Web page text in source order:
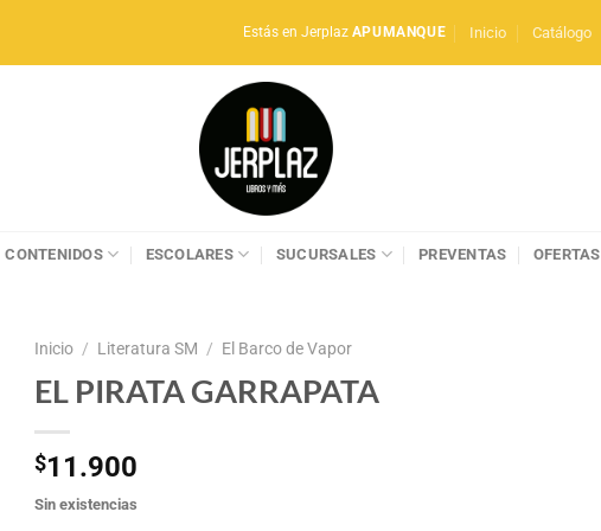
Estás en Jerplaz APUMANQUE Inicio Catálogo
CONTENIDOS ESCOLARES SUCURSALES PREVENTAS OFERTAS
Inicio / Literatura SM / El Barco de Vapor
EL PIRATA GARRAPATA
$11.900
Sin existencias